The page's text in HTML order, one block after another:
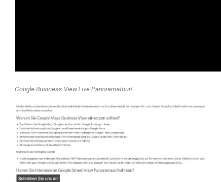
Google Business View Live Panoramatour!